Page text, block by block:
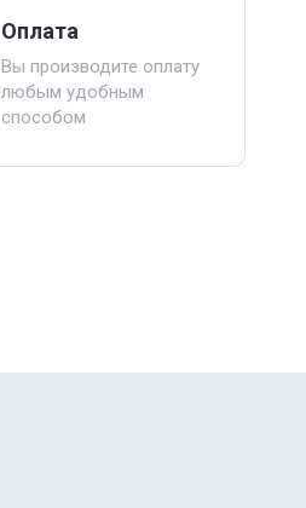
Оплата
Вы производите оплату
любым удобным
способом